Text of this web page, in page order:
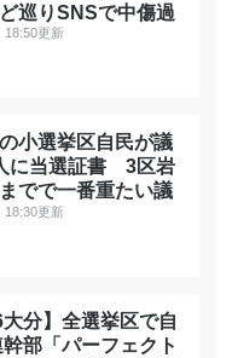
巡りSNSで中傷過
18:50更新
小選挙区自民が議
に当選証書 3区岩
でで一番重たい議
18:30更新
大分】全選挙区で自
部「パーフェクト